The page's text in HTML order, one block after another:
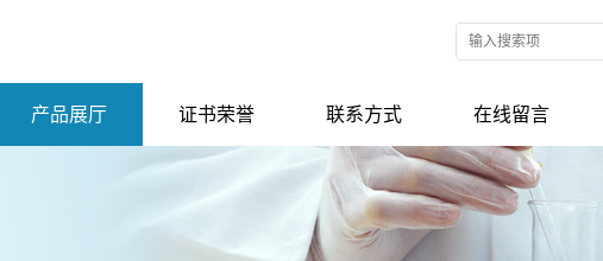
产品展厅 证书荣誉 联系方式 在线留言